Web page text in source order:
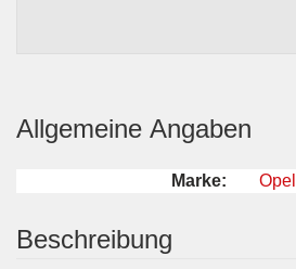
Allgemeine Angaben
Marke: Opel
Beschreibung